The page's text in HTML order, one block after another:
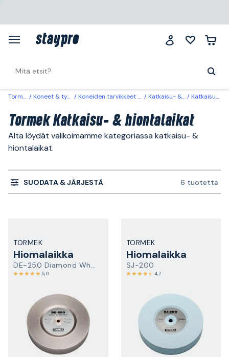
Tormek Koneet & työkalut Koneiden tarvikkeet & käyttöosat Katkaisu- & hiontalaikat Katkaisu- & hiontalaikat
Tormek Katkaisu- & hiontalaikat
Alta löydät valikoimamme kategoriassa katkaisu- &
hiontalaikat.
SUODATA & JÄRJESTÄ 6 tuotetta
TORMEK
Hiomalaikka
DE-250 Diamond Wheel Extra Fine
5,0
TORMEK
Hiomalaikka
SJ-200
4,7